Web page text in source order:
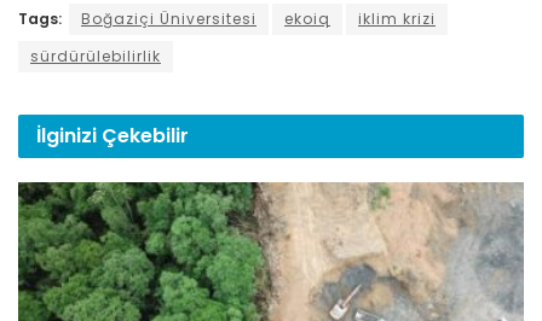
Tags: Boğaziçi Üniversitesi ekoiq
iklim krizi
sürdürülebilirlik
İlginizi Çekebilir